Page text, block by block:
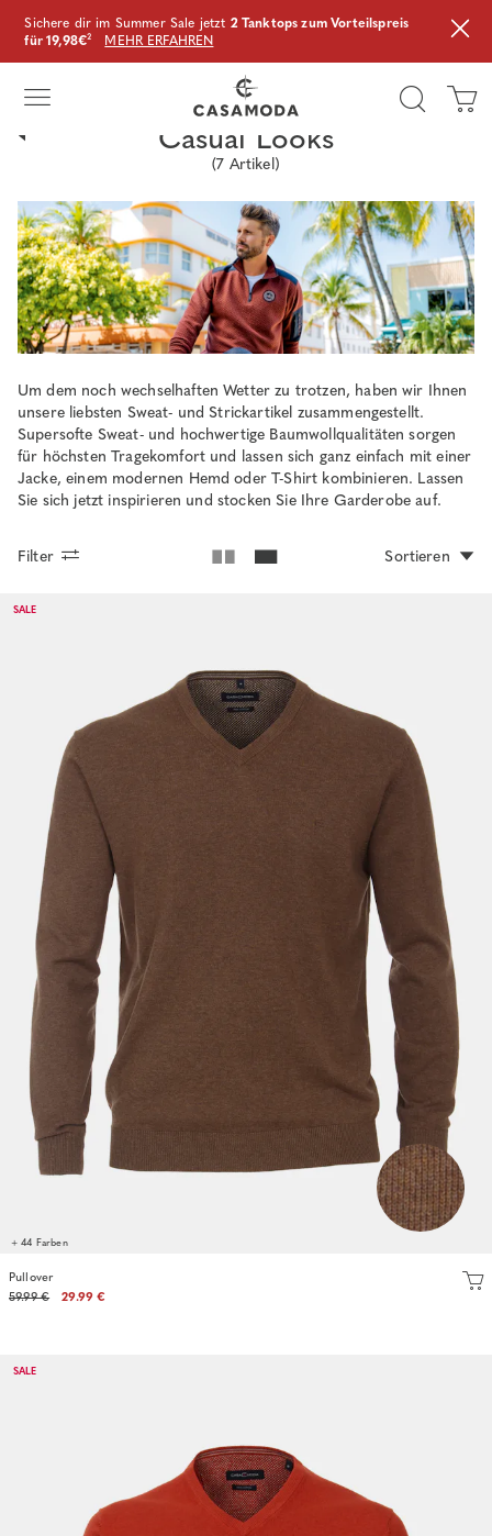
Sichere dir im Summer Sale jetzt 2 Tanktops zum Vorteilspreis
für 19,98€² MEHR ERFAHREN
Casual Looks
(7 Artikel)
Um dem noch wechselhaften Wetter zu trotzen, haben wir Ihnen
unsere liebsten Sweat- und Strickartikel zusammengestellt.
Supersofte Sweat- und hochwertige Baumwollqualitäten sorgen
für höchsten Tragekomfort und lassen sich ganz einfach mit einer
Jacke, einem modernen Hemd oder T-Shirt kombinieren. Lassen
Sie sich jetzt inspirieren und stocken Sie Ihre Garderobe auf.
Filter Sortieren
SALE
+ 44 Farben
Pullover
59.99 €
29.99 €
SALE